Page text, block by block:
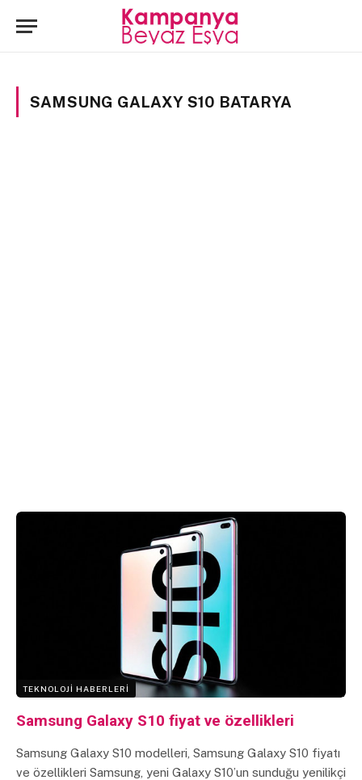
SAMSUNG GALAXY S10 BATARYA
TEKNOLOJI HABERLERI
Samsung Galaxy S10 fiyat ve özellikleri
Samsung Galaxy S10 modelleri, Samsung Galaxy S10 fiyatı
ve özellikleri Samsung, yeni Galaxy S10’un sunduğu yenilikçi